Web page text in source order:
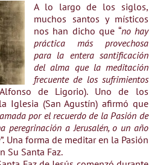
A lo largo de los siglos,
muchos santos y místicos
nos han dicho que “no hay
práctica más provechosa
para la entera santificación
del alma que la meditación
frecuente de los sufrimientos
de Ligorio). Uno de los
Iglesia (San Agustín) afirmó que
por el recuerdo de la Pasión de
peregrinación a Jerusalén, o un año
”. Una forma de meditar en la Pasión
Su Santa Faz.